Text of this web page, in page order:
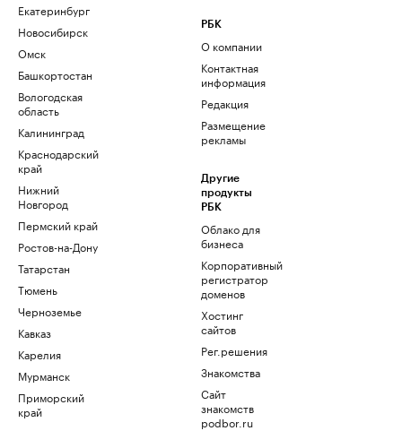
Екатеринбург
Новосибирск
Омск
Башкортостан
Вологодская
область
Калининград
Краснодарский
край
Нижний
Новгород
Пермский край
Ростов-на-Дону
Татарстан
Тюмень
Черноземье
Кавказ
Карелия
Мурманск
Приморский
край
РБК
О компании
Контактная
информация
Редакция
Размещение
рекламы
Другие
продукты
РБК
Облако для
бизнеса
Корпоративный
регистратор
доменов
Хостинг
сайтов
Рег.решения
Знакомства
Сайт
знакомств
podbor.ru